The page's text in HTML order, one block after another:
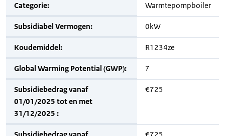
Categorie: Warmtepompboiler
Subsidiabel Vermogen: 0kW
Koudemiddel: R1234ze
Global Warming Potential (GWP): 7
Subsidiebedrag vanaf
01/01/2025 tot en met
31/12/2025 :
€725